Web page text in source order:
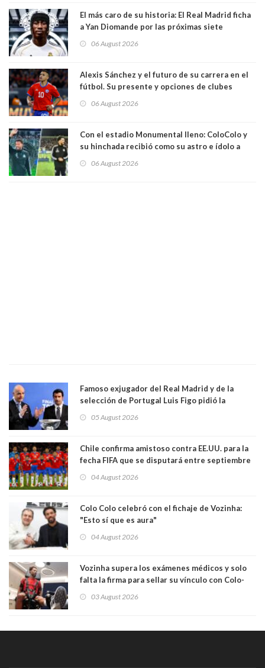
El más caro de su historia: El Real Madrid ficha
a Yan Diomande por las próximas siete
06 August 2026
Alexis Sánchez y el futuro de su carrera en el
fútbol. Su presente y opciones de clubes
06 August 2026
Con el estadio Monumental lleno: ColoColo y
su hinchada recibió como su astro e ídolo a
06 August 2026
Famoso exjugador del Real Madrid y de la
selección de Portugal Luis Figo pidió la
comportamiento más bajo y cobarde que he
05 August 2026
Chile confirma amistoso contra EE.UU. para la
fecha FIFA que se disputará entre septiembre
04 August 2026
Colo Colo celebró con el fichaje de Vozinha:
"Esto sí que es aura"
04 August 2026
Vozinha supera los exámenes médicos y solo
falta la firma para sellar su vínculo con Colo-
03 August 2026